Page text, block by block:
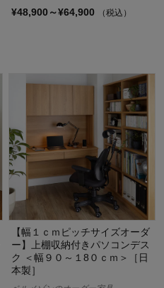
¥48,900～¥64,900
（税込）
【幅１ｃｍピッチサイズオーダ
ー】上棚収納付きパソコンデス
ク ＜幅９０～１8０ｃｍ＞［日
本製］